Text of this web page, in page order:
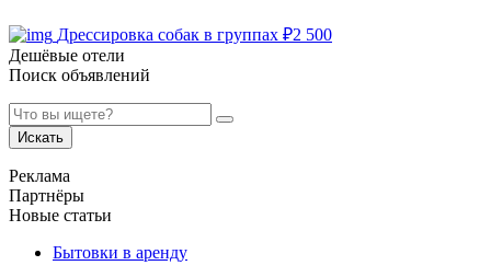
Дрессировка собак в группах ₽2 500
Дешёвые отели
Поиск объявлений
Искать
Реклама
Партнёры
Новые статьи
Бытовки в аренду